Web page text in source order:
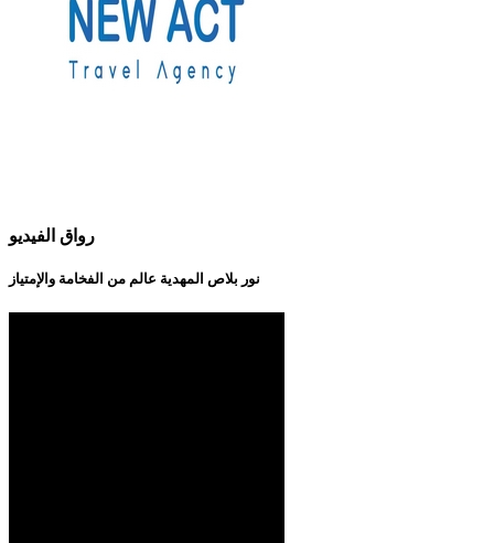
رواق الفيديو
نور بلاص المهدية عالم من الفخامة والإمتياز